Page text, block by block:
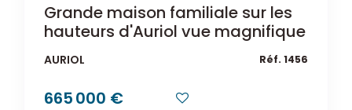
Grande maison familiale sur les
hauteurs d'Auriol vue magnifique
AURIOL Réf. 1456
665 000 €